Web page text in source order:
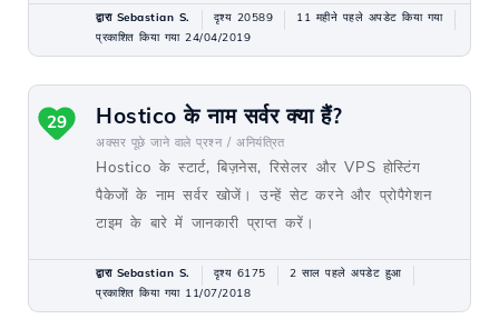
द्वारा Sebastian S. दृश्य 20589
11 महीने पहले अपडेट किया गया
प्रकाशित किया गया 24/04/2019
Hostico के नाम सर्वर क्या हैं?
अक्सर पूछे जाने वाले प्रश्न / अनियंत्रित
Hostico के स्टार्ट, बिज़नेस, रिसेलर और VPS होस्टिंग
पैकेजों के नाम सर्वर खोजें। उन्हें सेट करने और प्रोपैगेशन
टाइम के बारे में जानकारी प्राप्त करें।
29
द्वारा Sebastian S. दृश्य 6175
2 साल पहले अपडेट हुआ
प्रकाशित किया गया 11/07/2018